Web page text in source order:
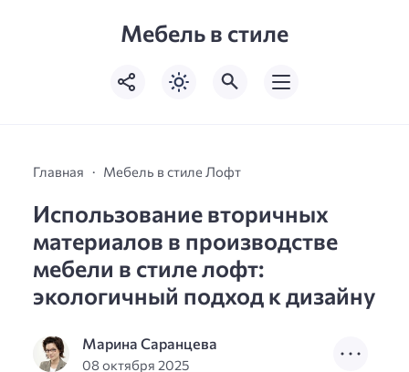
Мебель в стиле
Главная Мебель в стиле Лофт
Использование вторичных
материалов в производстве
мебели в стиле лофт:
экологичный подход к дизайну
Марина Саранцева
08 октября 2025